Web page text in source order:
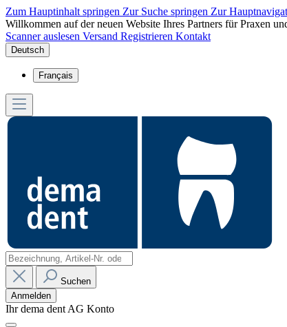
Zum Hauptinhalt springen Zur Suche springen Zur
Willkommen auf der neuen Website Ihres Partners für Praxen
Scanner auslesen Versand Registrieren Kontakt
Deutsch
Français
Suchen
Anmelden
Ihr dema dent AG Konto